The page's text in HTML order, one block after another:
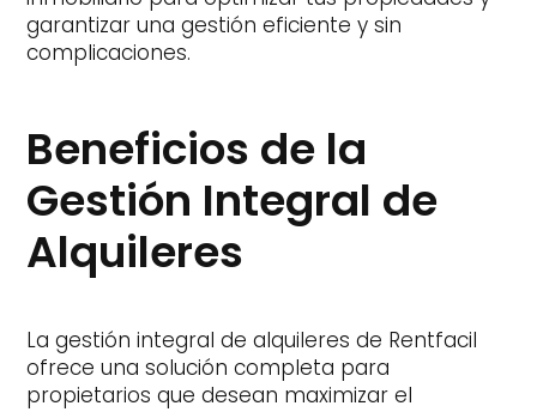
garantizar una gestión eficiente y sin
complicaciones.
Beneficios de la
Gestión Integral de
Alquileres
La gestión integral de alquileres de Rentfacil
ofrece una solución completa para
propietarios que desean maximizar el